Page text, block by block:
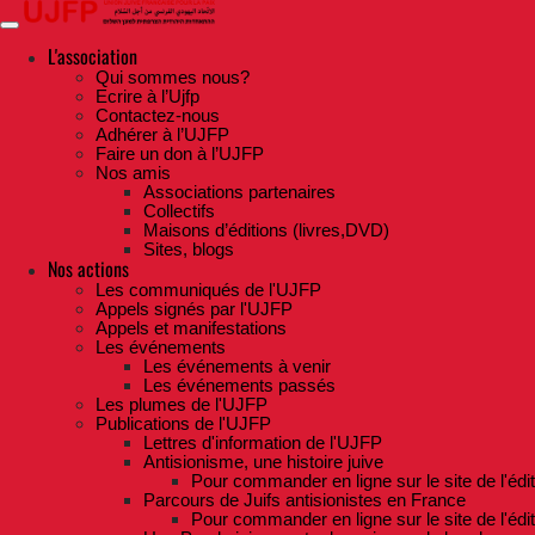
Skip
to
contentL'association
Qui sommes nous?
Ecrire à l’Ujfp
Contactez-nous
Adhérer à l’UJFP
Faire un don à l’UJFP
Nos amis
Associations partenaires
Collectifs
Maisons d’éditions (livres,DVD)
Sites, blogs
Nos actions
Les communiqués de l'UJFP
Appels signés par l'UJFP
Appels et manifestations
Les événements
Les événements à venir
Les événements passés
Les plumes de l'UJFP
Publications de l'UJFP
Lettres d'information de l'UJFP
Antisionisme, une histoire juive
Pour commander en ligne sur le site de
Parcours de Juifs antisionistes en France
Pour commander en ligne sur le site de